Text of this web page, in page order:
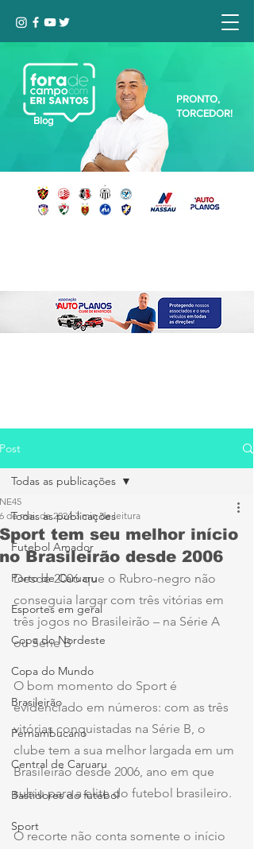
Blog
PRONTO,
TORCEDOR!
Post
Todas as publicações
Futebol Amador
Porto de Caruaru
Esportes em geral
Copa do Nordeste
Copa do Mundo
Brasileirão
Pernambucano
Central de Caruaru
Bastidores do futebol
Sport
Todas as publicações
Sport tem seu melhor início
no Brasileirão desde 2006
NE45
6 de mai. de 2024 3 min de leitura
Desde 2006 que o Rubro-negro não
conseguia largar com três vitórias em
três jogos no Brasileirão – na Série A
ou Série B
O bom momento do Sport é
evidenciado em números: com as três
vitórias conquistadas na Série B, o
clube tem a sua melhor largada em um
Brasileirão desde 2006, ano em que
subiu para a elite do futebol brasileiro.
O recorte não conta somente o início